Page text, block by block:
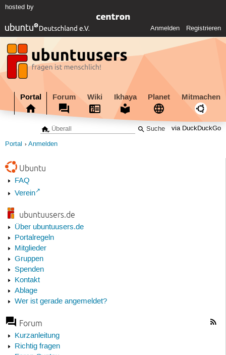
hosted by
Anmelden Registrieren
Portal Forum Wiki Ikhaya Planet Mitmachen
via DuckDuckGo
Portal Anmelden
Ubuntu
FAQ
Verein
ubuntuusers.de
Über ubuntuusers.de
Portalregeln
Mitglieder
Gruppen
Spenden
Kontakt
Ablage
Wer ist gerade angemeldet?
Forum
Kurzanleitung
Richtig fragen